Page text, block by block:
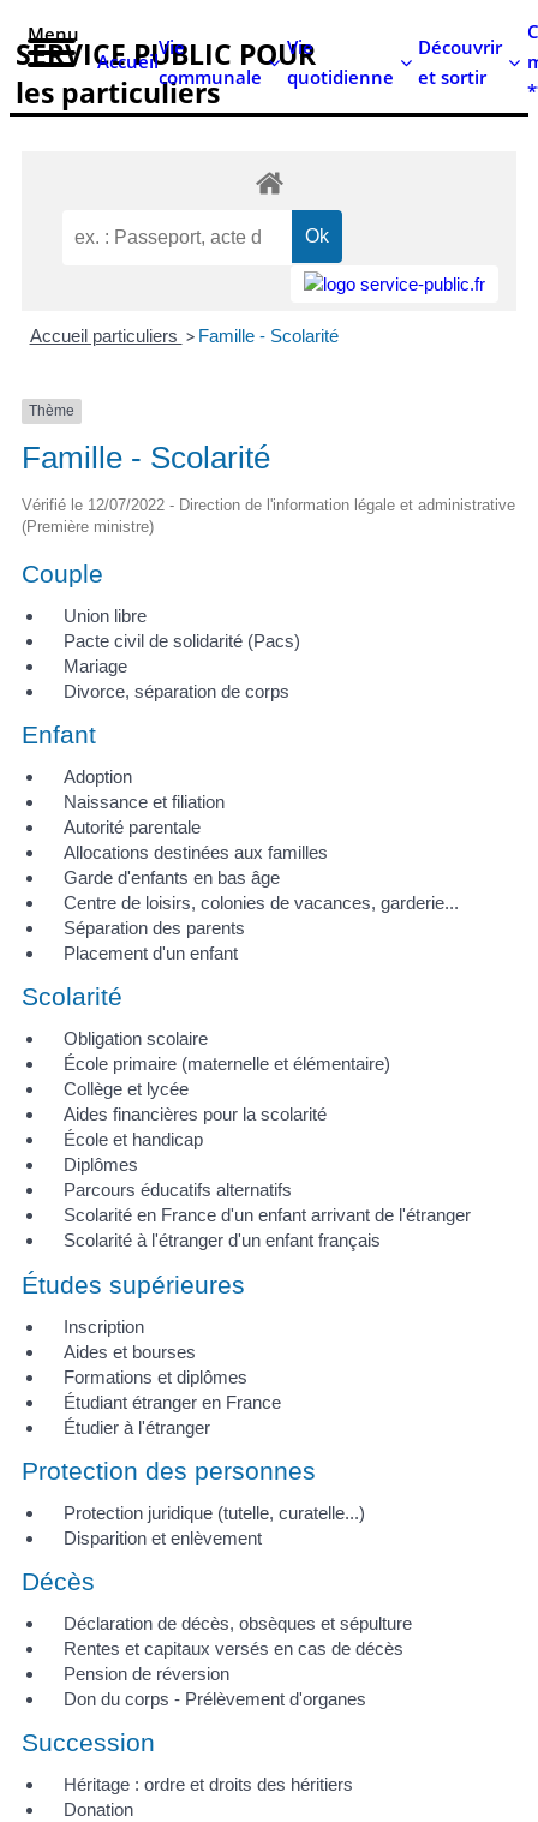
principal
Menu
Accueil
Vie
communale
Vie
quotidienne
Découvrir
et sortir
SERVICE PUBLIC POUR​
les particuliers
Accueil particuliers > Famille - Scolarité
Thème
Famille - Scolarité
Vérifié le 12/07/2022 - Direction de l'information légale et administrative
(Première ministre)
Couple
Union libre
Pacte civil de solidarité (Pacs)
Mariage
Divorce, séparation de corps
Enfant
Adoption
Naissance et filiation
Autorité parentale
Allocations destinées aux familles
Garde d'enfants en bas âge
Centre de loisirs, colonies de vacances, garderie...
Séparation des parents
Placement d'un enfant
Scolarité
Obligation scolaire
École primaire (maternelle et élémentaire)
Collège et lycée
Aides financières pour la scolarité
École et handicap
Diplômes
Parcours éducatifs alternatifs
Scolarité en France d'un enfant arrivant de l'étranger
Scolarité à l'étranger d'un enfant français
Études supérieures
Inscription
Aides et bourses
Formations et diplômes
Étudiant étranger en France
Étudier à l'étranger
Protection des personnes
Protection juridique (tutelle, curatelle...)
Disparition et enlèvement
Décès
Déclaration de décès, obsèques et sépulture
Rentes et capitaux versés en cas de décès
Pension de réversion
Don du corps - Prélèvement d'organes
Succession
Héritage : ordre et droits des héritiers
Donation